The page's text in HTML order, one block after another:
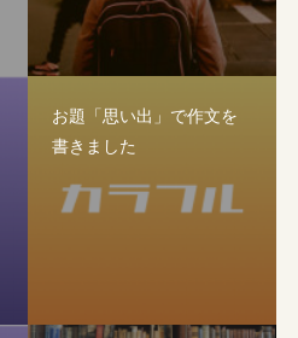
お題「思い出」で作文を
書きました